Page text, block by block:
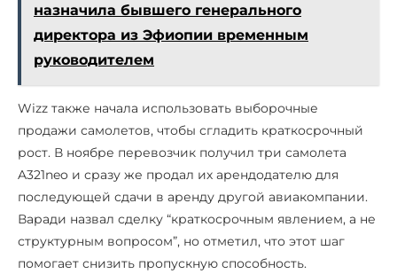
назначила бывшего генерального
директора из Эфиопии временным
руководителем
Wizz также начала использовать выборочные
продажи самолетов, чтобы сгладить краткосрочный
рост. В ноябре перевозчик получил три самолета
A321neo и сразу же продал их арендодателю для
последующей сдачи в аренду другой авиакомпании.
Варади назвал сделку “краткосрочным явлением, а не
структурным вопросом”, но отметил, что этот шаг
помогает снизить пропускную способность.